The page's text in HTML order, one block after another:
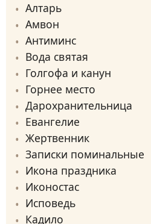
Алтарь
Амвон
Антиминс
Вода святая
Голгофа и канун
Горнее место
Дарохранительница
Евангелие
Жертвенник
Записки поминальные
Икона праздника
Иконостас
Исповедь
Кадило